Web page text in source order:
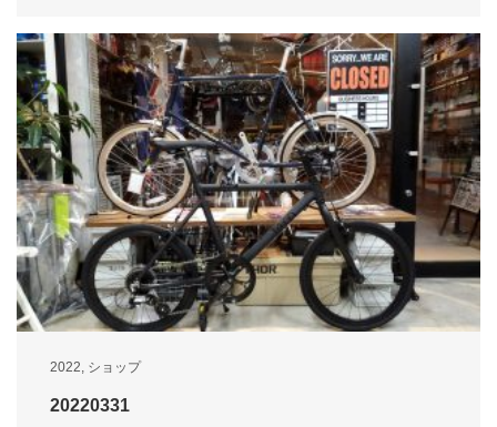
2022, ショップ
20220331